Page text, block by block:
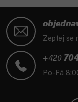
Zeptej se
+420
Po-Pá